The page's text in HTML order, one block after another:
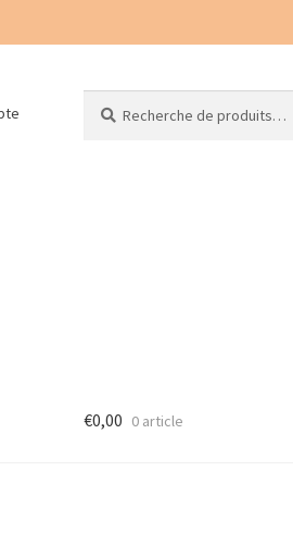
pour :
€0,00 0 article